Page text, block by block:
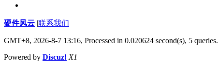
硬件风云 联系我们
GMT+8, 2026-8-7 13:16, Processed in 0.020624 second(s), 5 queries.
Powered by Discuz! X1